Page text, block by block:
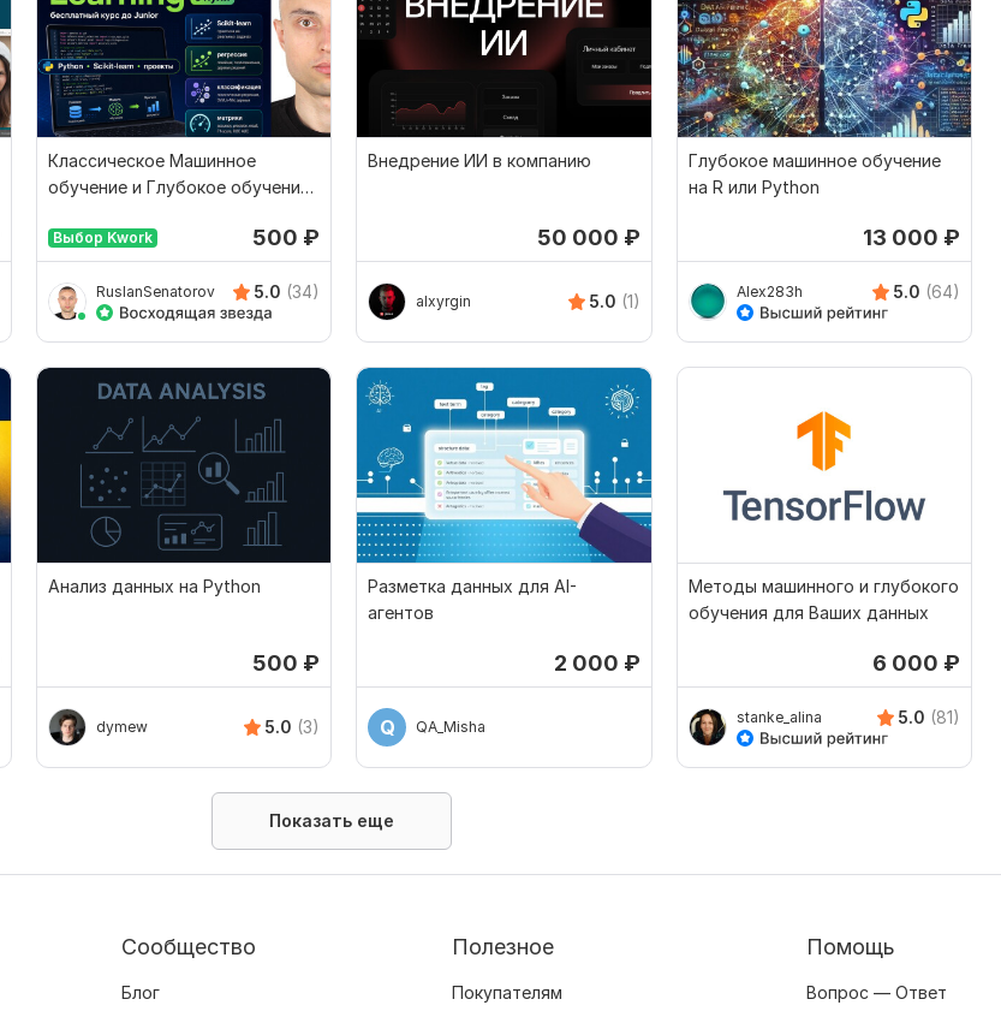
Классическое Машинное
обучение и Глубокое обучение,
Выбор Kwork 500 ₽
RuslanSenatorov 5.0 (34)
Внедрение ИИ в компанию
50 000 ₽
alxyrgin 5.0 (1)
Глубокое машинное обучение
на R или Python
13 000 ₽
Alex283h 5.0 (64)
Анализ данных на Python
500 ₽
dymew 5.0 (3)
Разметка данных для AI-
агентов
2 000 ₽
Q QA_Misha
Методы машинного и глубокого
обучения для Ваших данных
6 000 ₽
stanke_alina 5.0 (81)
Показать еще
Сообщество
Блог
Полезное
Покупателям
Помощь
Вопрос — Ответ